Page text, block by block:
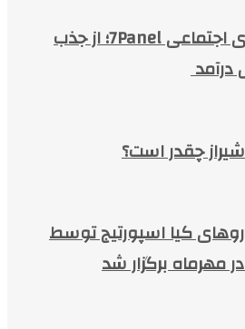
خدمات شبکه‌های اجتماعی 7Panel؛ از جذب
درآمد
چقدر است؟
کیا اسپورتیج توسط
برگزار شد